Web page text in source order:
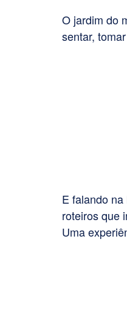
O jardim do
sentar,
E falando
roteiros que
Uma